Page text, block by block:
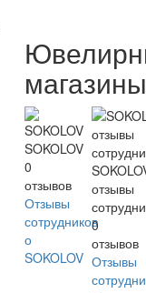
магазины
SOKOLOV
0
отзывов
Отзывы
сотрудников
о
SOKOLOV
отзывы
0
отзывов
Отзывы